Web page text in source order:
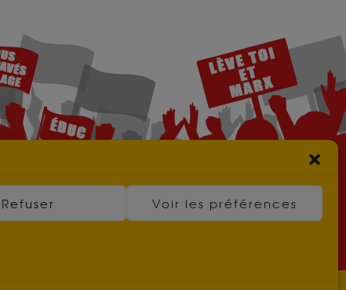
Refuser Voir les préférences